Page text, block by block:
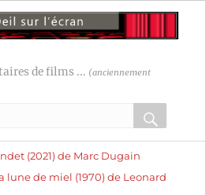
de films ... (anciennement
OK
:
(2021) de Marc Dugain
lune de miel (1970) de Leonard